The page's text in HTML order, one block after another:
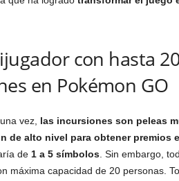
con hasta
en Pokémon GO
vez, las incursiones son peleas
de alto nivel para obtener premios
de 1 a 5 símbolos . Sin embargo,
máxima capacidad de 20 personas.